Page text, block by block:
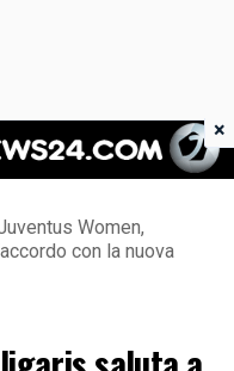
24
Women,
con la nuova
×